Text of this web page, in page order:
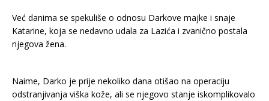
Već danima se spekuliše o odnosu Darkove majke i snaje
Katarine, koja se nedavno udala za Lazića i zvanično postala
njegova žena.
Naime, Darko je prije nekoliko dana otišao na operaciju
odstranjivanja viška kože, ali se njegovo stanje iskomplikovalo